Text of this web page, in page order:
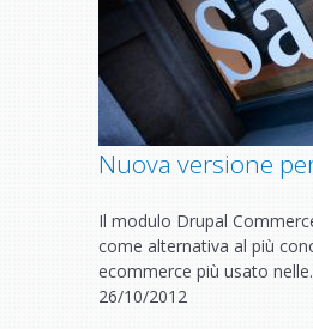
Nuova versione
Il modulo Drupal
come alternativa al più
ecommerce più usato
26/10/2012